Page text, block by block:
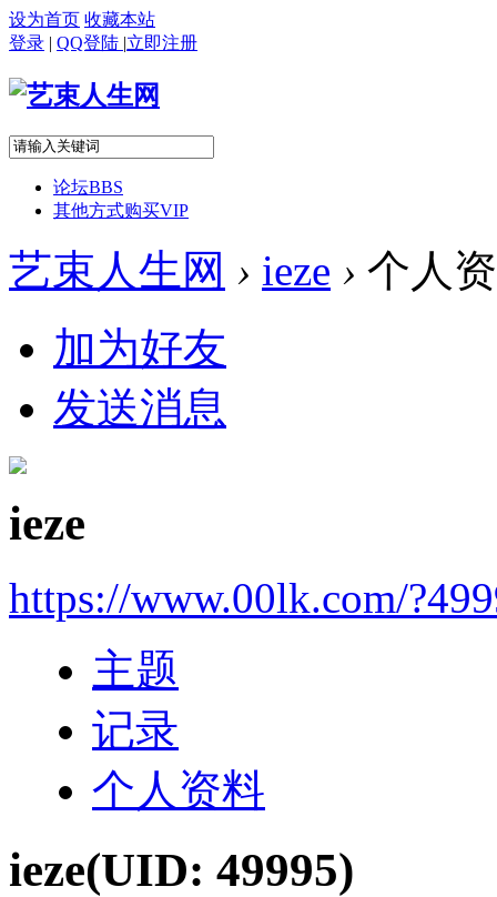
设为首页 收藏本站
登录 | QQ登陆 |立即注册
论坛BBS
其他方式购买VIP
艺束人生网 › ieze › 个人
加为好友
发送消息
ieze
https://www.00lk.com/
主题
记录
个人资料
ieze(UID: 49995)